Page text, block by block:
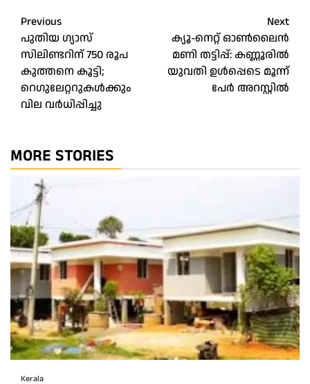
Post
navigation
Previous
പുതിയ ഗ്യാസ്
സിലിണ്ടറിന് 750 രൂപ
കുത്തനെ കൂട്ടി; ​
റെഗുലേറ്ററുകൾക്കും
വില വർധിപ്പിച്ചു
Next
ക്യൂ-നെറ്റ് ഓൺലൈൻ
മണി തട്ടിപ്പ്: കണ്ണൂരിൽ
യുവതി ഉൾപ്പെടെ മൂന്ന്
പേർ അറസ്റ്റിൽ
MORE STORIES
Kerala